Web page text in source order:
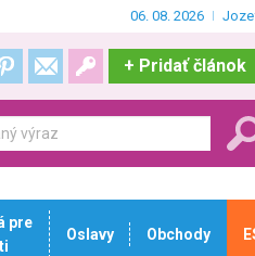
06. 08. 2026
+ Pridať článok
pre
Oslavy Obchody